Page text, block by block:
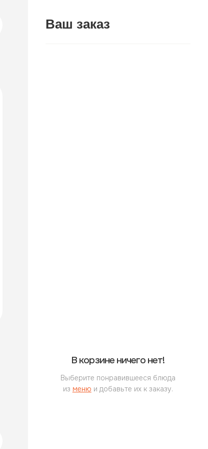
Ваш заказ
В корзине ничего нет!
Выберите понравившееся блюда
из меню и добавьте их к заказу.